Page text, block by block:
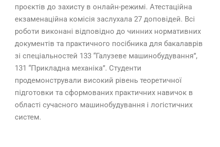
проєктів до захисту в онлайн-режимі. Атестаційна
екзаменаційна комісія заслухала 27 доповідей. Всі
роботи виконані відповідно до чинних нормативних
документів та практичного посібника для бакалаврів
зі спеціальностей 133 “Галузеве машинобудування”,
131 “Прикладна механіка”. Студенти
продемонстрували високий рівень теоретичної
підготовки та сформованих практичних навичок в
області сучасного машинобудування і логістичних
систем.